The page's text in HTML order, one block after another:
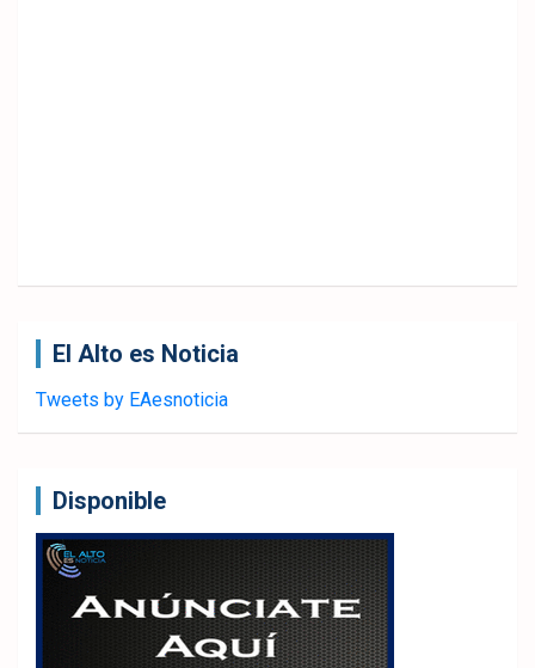
El Alto es Noticia
Tweets by EAesnoticia
Disponible